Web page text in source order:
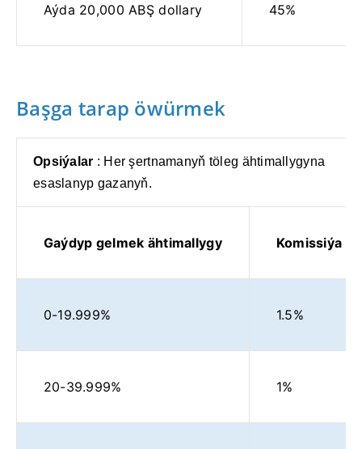
Aýda 20,000 ABŞ dollary 45%
Başga tarap öwürmek
Opsiýalar : Her şertnamanyň töleg ähtimallygyna
esaslanyp gazanyň.
Gaýdyp gelmek ähtimallygy Komissiýa
0-19.999% 1.5%
20-39.999% 1%